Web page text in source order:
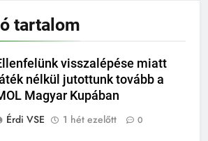
tartalom
visszalépése miatt
nélkül jutottunk tovább a
Magyar Kupában
Érdi VSE
1 hét ezelőtt 0